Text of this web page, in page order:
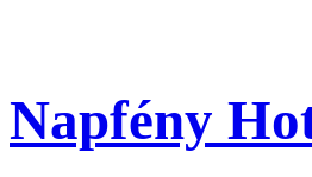
Napfény